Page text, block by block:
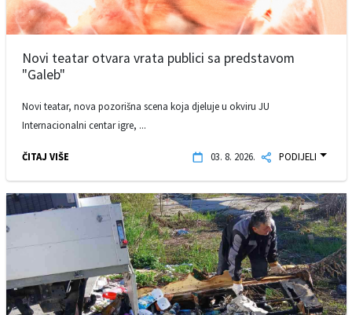
Novi teatar otvara vrata publici sa predstavom
"Galeb"
Novi teatar, nova pozorišna scena koja djeluje u okviru JU
Internacionalni centar igre, ...
ČITAJ VIŠE 03. 8. 2026. PODIJELI